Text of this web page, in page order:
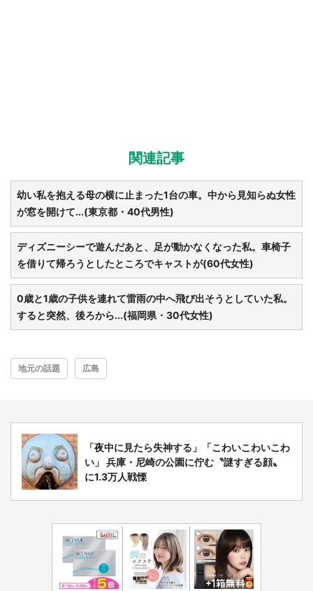
選択する
関連記事
幼い私を抱える母の横に止まった1台の車。中から見知らぬ女性
が窓を開けて...(東京都・40代男性)
ディズニーシーで遊んだあと、足が動かなくなった私。車椅子
を借りて帰ろうとしたところでキャストが(60代女性)
0歳と1歳の子供を連れて雷雨の中へ飛び出そうとしていた私。
すると突然、後ろから...(福岡県・30代女性)
地元の話題 広島
「夜中に見たら失神する」「こわいこわいこわ
い」 兵庫・尼崎の公園に佇む〝謎すぎる顔〟
に1.3万人戦慄